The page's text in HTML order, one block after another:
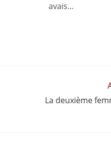
avais…
La deuxième